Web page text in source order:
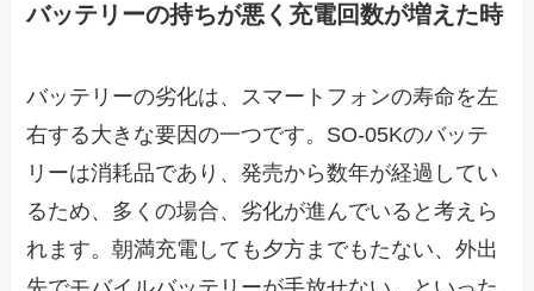
バッテリーの持ちが悪く充電回数が増えた時
バッテリーの劣化は、スマートフォンの寿命を左
右する大きな要因の一つです。SO-05Kのバッテ
リーは消耗品であり、発売から数年が経過してい
るため、多くの場合、劣化が進んでいると考えら
れます。朝満充電しても夕方までもたない、外出